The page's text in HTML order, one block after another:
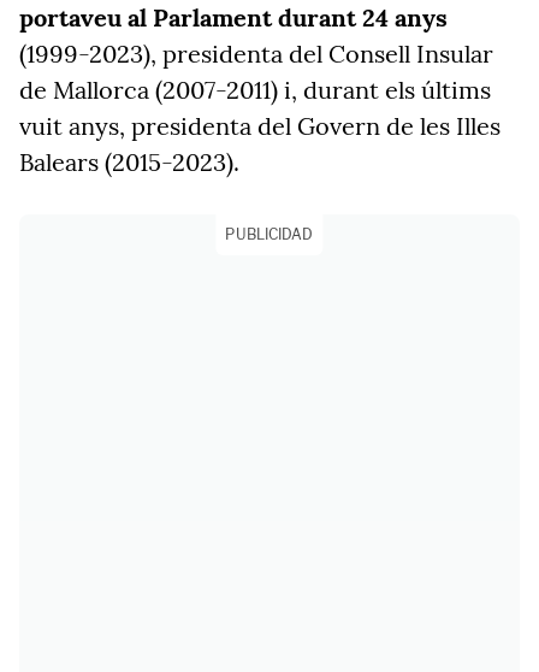
portaveu al Parlament durant 24 anys
(1999-2023), presidenta del Consell Insular
de Mallorca (2007-2011) i, durant els últims
vuit anys, presidenta del Govern de les Illes
Balears (2015-2023).
PUBLICIDAD